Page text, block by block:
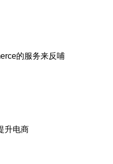
的服务来反哺
升电商